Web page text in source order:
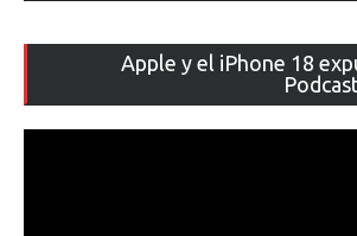
Apple y el iPhone 18